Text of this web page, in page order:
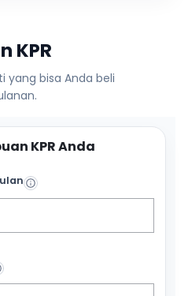
KPR
yang bisa Anda beli
KPR Anda